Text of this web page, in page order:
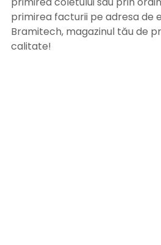
primirea facturii pe adresa de
Bramitech, magazinul tău de
calitate!